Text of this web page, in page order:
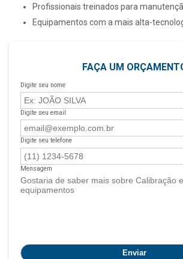
profissionais treinados para
equipamentos com a mais alta-
FAÇA UM
Digite seu nome
Digite seu email
Digite seu telefone
Mensagem